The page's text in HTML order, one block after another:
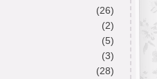
(26)
(2)
(5)
(3)
(28)